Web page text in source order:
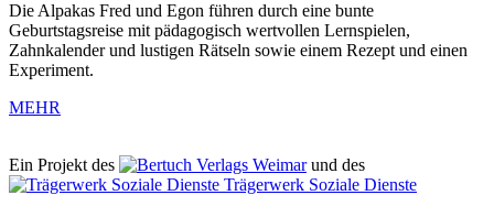
Die Alpakas Fred und Egon führen durch eine bunte
Geburtstagsreise mit pädagogisch wertvollen Lernspielen,
Zahnkalender und lustigen Rätseln sowie einem Rezept und einen
Experiment.
MEHR
Ein Projekt des Verlags Weimarund des
Trägerwerk Soziale Dienste